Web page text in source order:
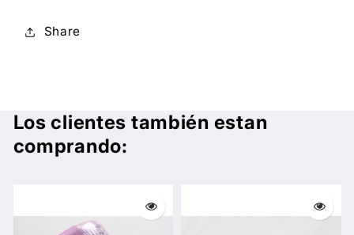
Share
Los clientes también estan
comprando: